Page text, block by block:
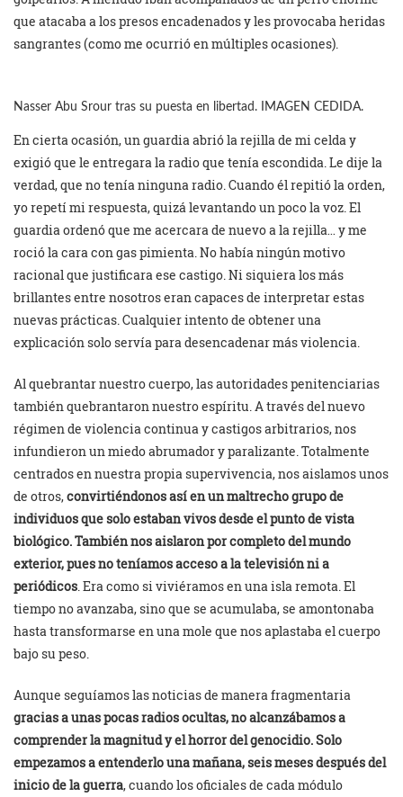
que atacaba a los presos encadenados y les provocaba heridas
sangrantes (como me ocurrió en múltiples ocasiones).
Nasser Abu Srour tras su puesta en libertad. IMAGEN CEDIDA.
En cierta ocasión, un guardia abrió la rejilla de mi celda y
exigió que le entregara la radio que tenía escondida. Le dije la
verdad, que no tenía ninguna radio. Cuando él repitió la orden,
yo repetí mi respuesta, quizá levantando un poco la voz. El
guardia ordenó que me acercara de nuevo a la rejilla… y me
roció la cara con gas pimienta. No había ningún motivo
racional que justificara ese castigo. Ni siquiera los más
brillantes entre nosotros eran capaces de interpretar estas
nuevas prácticas. Cualquier intento de obtener una
explicación solo servía para desencadenar más violencia.
Al quebrantar nuestro cuerpo, las autoridades penitenciarias
también quebrantaron nuestro espíritu. A través del nuevo
régimen de violencia continua y castigos arbitrarios, nos
infundieron un miedo abrumador y paralizante. Totalmente
centrados en nuestra propia supervivencia, nos aislamos unos
de otros,convirtiéndonos así en un maltrecho grupo de
individuos que solo estaban vivos desde el punto de vista
biológico. También nos aislaron por completo del mundo
exterior, pues no teníamos acceso a la televisión ni a
periódicos . Era como si viviéramos en una isla remota. El
tiempo no avanzaba, sino que se acumulaba, se amontonaba
hasta transformarse en una mole que nos aplastaba el cuerpo
bajo su peso.
Aunque seguíamos las noticias de manera fragmentaria
gracias a unas pocas radios ocultas, no alcanzábamos a
comprender la magnitud y el horror del genocidio. Solo
empezamos a entenderlo una mañana, seis meses después del
inicio de la guerra, cuando los oficiales de cada módulo